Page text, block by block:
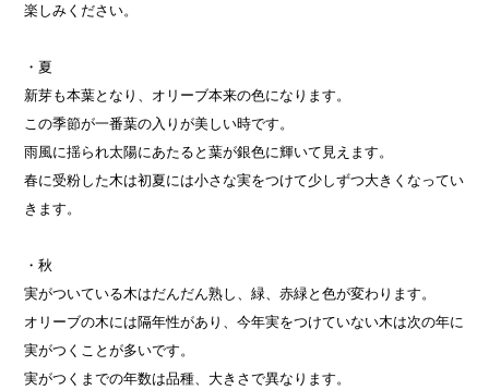
楽しみください。
・夏
新芽も本葉となり、オリーブ本来の色になります。
この季節が一番葉の入りが美しい時です。
雨風に揺られ太陽にあたると葉が銀色に輝いて見えます。
春に受粉した木は初夏には小さな実をつけて少しずつ大きくなってい
きます。
・秋
実がついている木はだんだん熟し、緑、赤緑と色が変わります。
オリーブの木には隔年性があり、今年実をつけていない木は次の年に
実がつくことが多いです。
実がつくまでの年数は品種、大きさで異なります。